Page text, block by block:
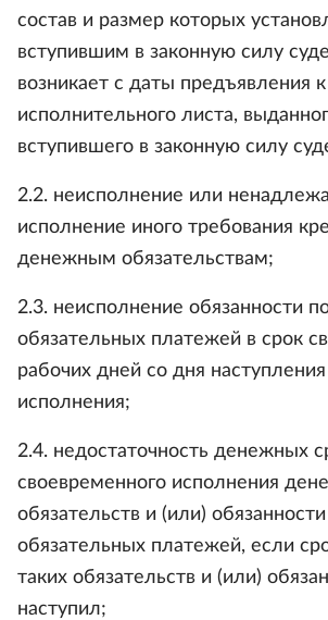
состав и размер которых
вступившим в законную силу
возникает с даты предъявления
исполнительного листа,
вступившего в законную силу
2.2. неисполнение или
исполнение иного требования
денежным обязательствам;
2.3. неисполнение обязанности
обязательных платежей в срок
рабочих дней со дня
исполнения;
2.4. недостаточность денежных
своевременного исполнения
обязательств и (или)
обязательных платежей, если
таких обязательств и (или)
наступил;